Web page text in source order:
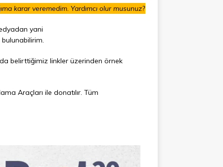
karar veremedim. Yardımcı olur musunuz?
yani
belirttiğimiz linkler üzerinden örnek
Araçları ile donatılır. Tüm